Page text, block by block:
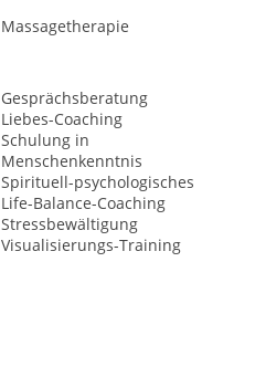
Massagetherapie
Gesprächsberatung
Liebes-Coaching
Schulung in
Menschenkenntnis
Spirituell-psychologisches
Life-Balance-Coaching
Stressbewältigung
Visualisierungs-Training